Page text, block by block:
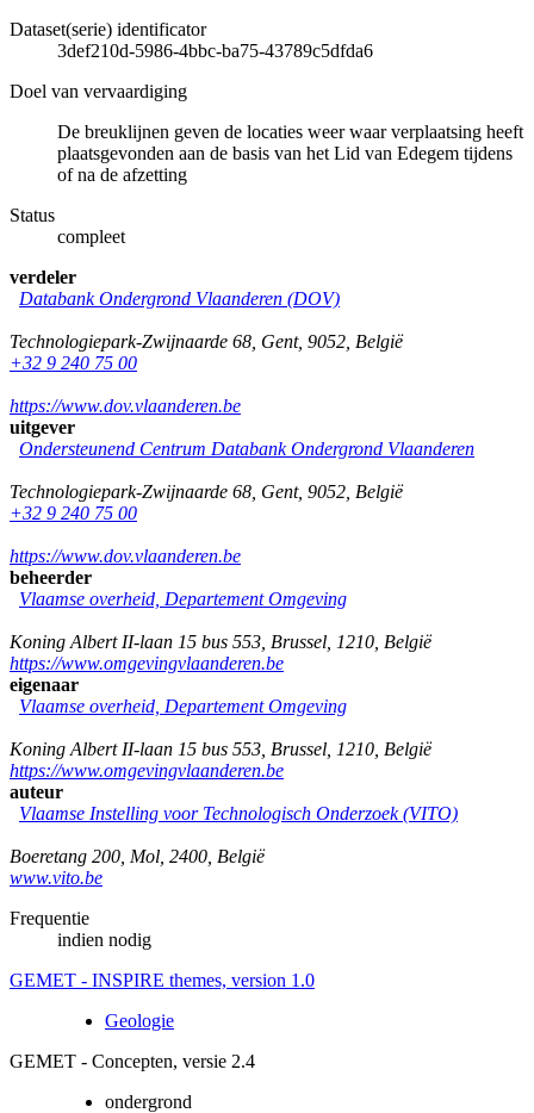
Dataset(serie) identificator
3def210d-5986-4bbc-ba75-43789c5dfda6
Doel van vervaardiging
De breuklijnen geven de locaties weer waar verplaatsing heeft
plaatsgevonden aan de basis van het Lid van Edegem tijdens
of na de afzetting
Status
compleet
verdeler
Databank Ondergrond Vlaanderen (DOV)
Technologiepark-Zwijnaarde 68 Gent, 9052 België
+32 9 240 75 00
https://www.dov.vlaanderen.be
uitgever
Ondersteunend Centrum Databank Ondergrond Vlaanderen
Technologiepark-Zwijnaarde 68 Gent, 9052 België
+32 9 240 75 00
https://www.dov.vlaanderen.be
beheerder
Vlaamse overheid, Departement Omgeving
Koning Albert II-laan 15 bus 553 Brussel 1210 België
https://www.omgevingvlaanderen.be
eigenaar
Vlaamse overheid, Departement Omgeving
Koning Albert II-laan 15 bus 553 Brussel 1210 België
https://www.omgevingvlaanderen.be
auteur
Vlaamse Instelling voor Technologisch Onderzoek (VITO)
Boeretang 200 Mol 2400 België
www.vito.be
Frequentie
indien nodig
GEMET - INSPIRE themes, version 1.0
Geologie
GEMET - Concepten, versie 2.4
ondergrond